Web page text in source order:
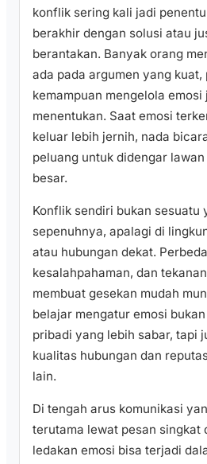
konflik sering kali jadi
berakhir dengan solusi atau
berantakan. Banyak orang
ada pada argumen yang kuat,
kemampuan mengelola emosi
menentukan. Saat emosi
keluar lebih jernih, nada
peluang untuk didengar
besar.
Konflik sendiri bukan sesuatu
sepenuhnya, apalagi di
atau hubungan dekat.
kesalahpahaman, dan
membuat gesekan mudah
belajar mengatur emosi
pribadi yang lebih sabar, tapi
kualitas hubungan dan
lain.
Di tengah arus komunikasi
terutama lewat pesan singkat
ledakan emosi bisa terjadi